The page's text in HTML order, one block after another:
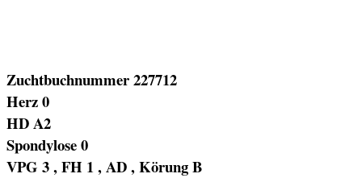
Zuchtbuchnummer 227712
Herz 0
HD A2
Spondylose 0
VPG 3 , FH 1 , AD , Körung B